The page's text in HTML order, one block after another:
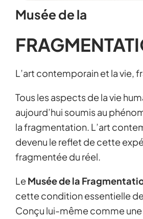
Musée de la
L’art contemporain et la vie,
Tous les aspects de la vie
aujourd’hui soumis au
la fragmentation. L’art
devenu le reflet de cette
fragmentée du réel.
LeMusée de la
cette condition essentielle
Conçu lui-même comme